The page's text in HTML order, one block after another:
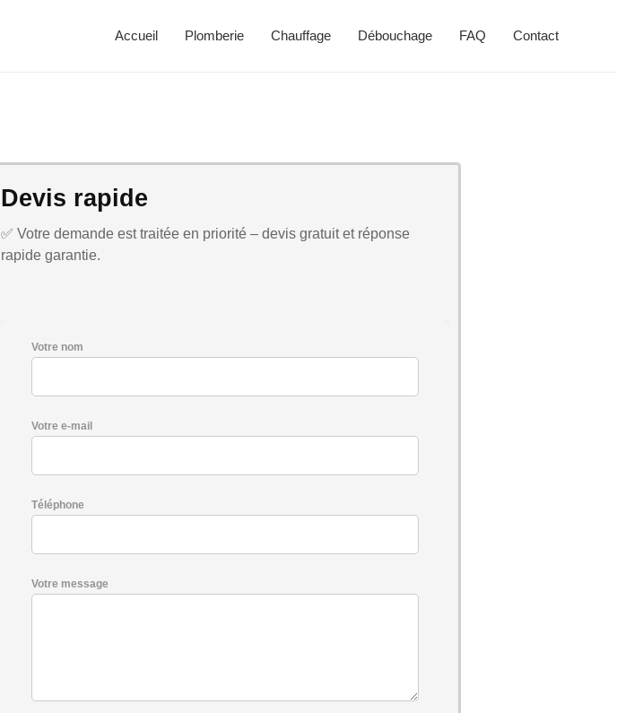
Accueil Plomberie Chauffage Débouchage FAQ Contact
Devis rapide
✅ Votre demande est traitée en priorité – devis gratuit et réponse
rapide garantie.
Votre nom
Votre e-mail
Téléphone
Votre message